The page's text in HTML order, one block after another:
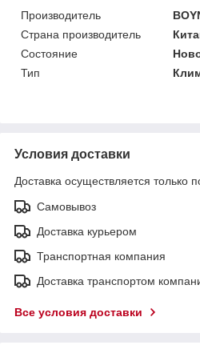
Производитель
Страна производитель
Состояние
Тип
Условия доставки
Доставка осуществляется только
Самовывоз
Доставка курьером
Транспортная компания
Доставка транспортом
Все условия доставки